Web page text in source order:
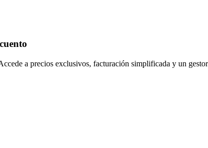
a precios exclusivos, facturación simplificada y un